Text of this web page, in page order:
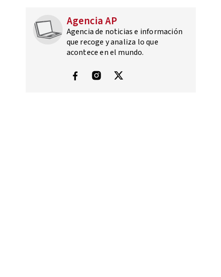
Agencia AP
Agencia de noticias e información
que recoge y analiza lo que
acontece en el mundo.